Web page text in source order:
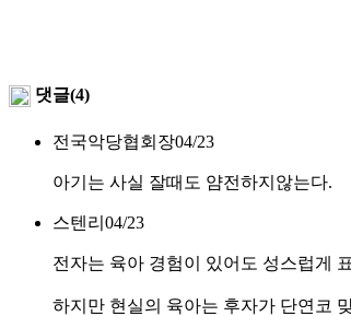
댓글(4)
전국악당협회장04/23
아기는 사실 잘때도 얌전하지않는다.
스텐리 04/23
전자는 육아 경험이 있어도 성스럽게
하지만 현실의 육아는 후자가 단연코